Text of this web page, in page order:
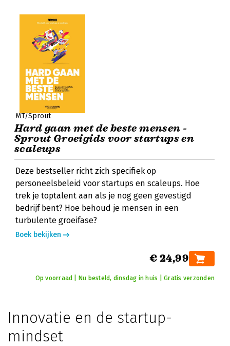
MT/Sprout
Hard gaan met de beste mensen -
Sprout Groeigids voor startups en
scaleups
Deze bestseller richt zich specifiek op
personeelsbeleid voor startups en scaleups. Hoe
trek je toptalent aan als je nog geen gevestigd
bedrijf bent? Hoe behoud je mensen in een
turbulente groeifase?
Boek bekijken
€ 24,99
Op voorraad | Nu besteld, dinsdag in huis | Gratis verzonden
Innovatie en de startup-
mindset